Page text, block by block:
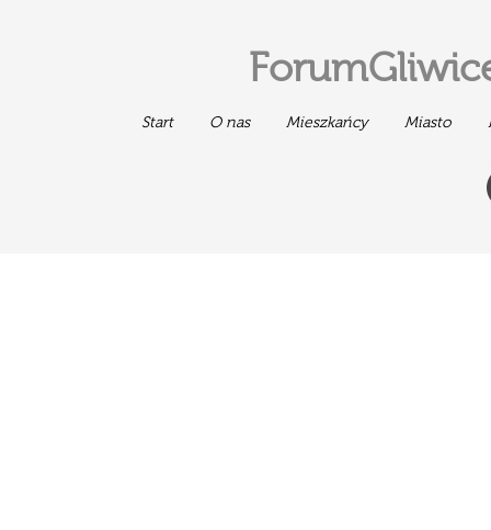
Start O nas Mieszkańcy Miasto